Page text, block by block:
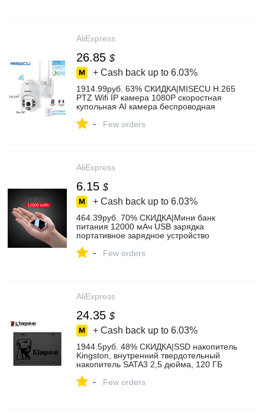
AliExpress
26.85 $
+ Cash back up to 6.03%
1914.99руб. 63% СКИДКА|MISECU H.265
PTZ Wifi IP камера 1080P скоростная
купольная AI камера беспроводная
водонепроницаемая цветная Ночная ИК
- Few orders
AliExpress
6.15 $
+ Cash back up to 6.03%
464.39руб. 70% СКИДКА|Мини банк
питания 12000 мАч USB зарядка
портативное зарядное устройство
iPhone 11 pro Samsung S8 повербанк|
- Few orders
AliExpress
24.35 $
+ Cash back up to 6.03%
1944.5руб. 48% СКИДКА|SSD накопитель
Kingston, внутренний твердотельный
накопитель SATA3 2,5 дюйма, 120 ГБ
лэптопа, ноутбука, ПК, накопитель на
- Few orders